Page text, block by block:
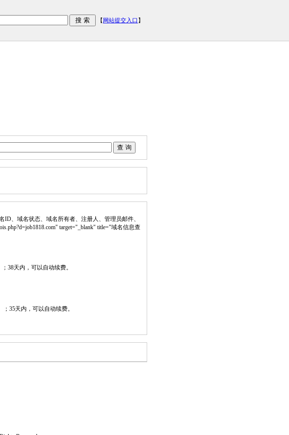
【 网站提交入口 】
、域名状态、域名所有者、注册人、管理员邮件、
target="_blank" title="域名信息查
38天内，可以自动续费。
35天内，可以自动续费。